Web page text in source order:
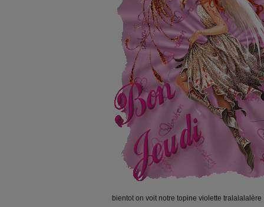
bientot on voit notre topine violette tralalalalère